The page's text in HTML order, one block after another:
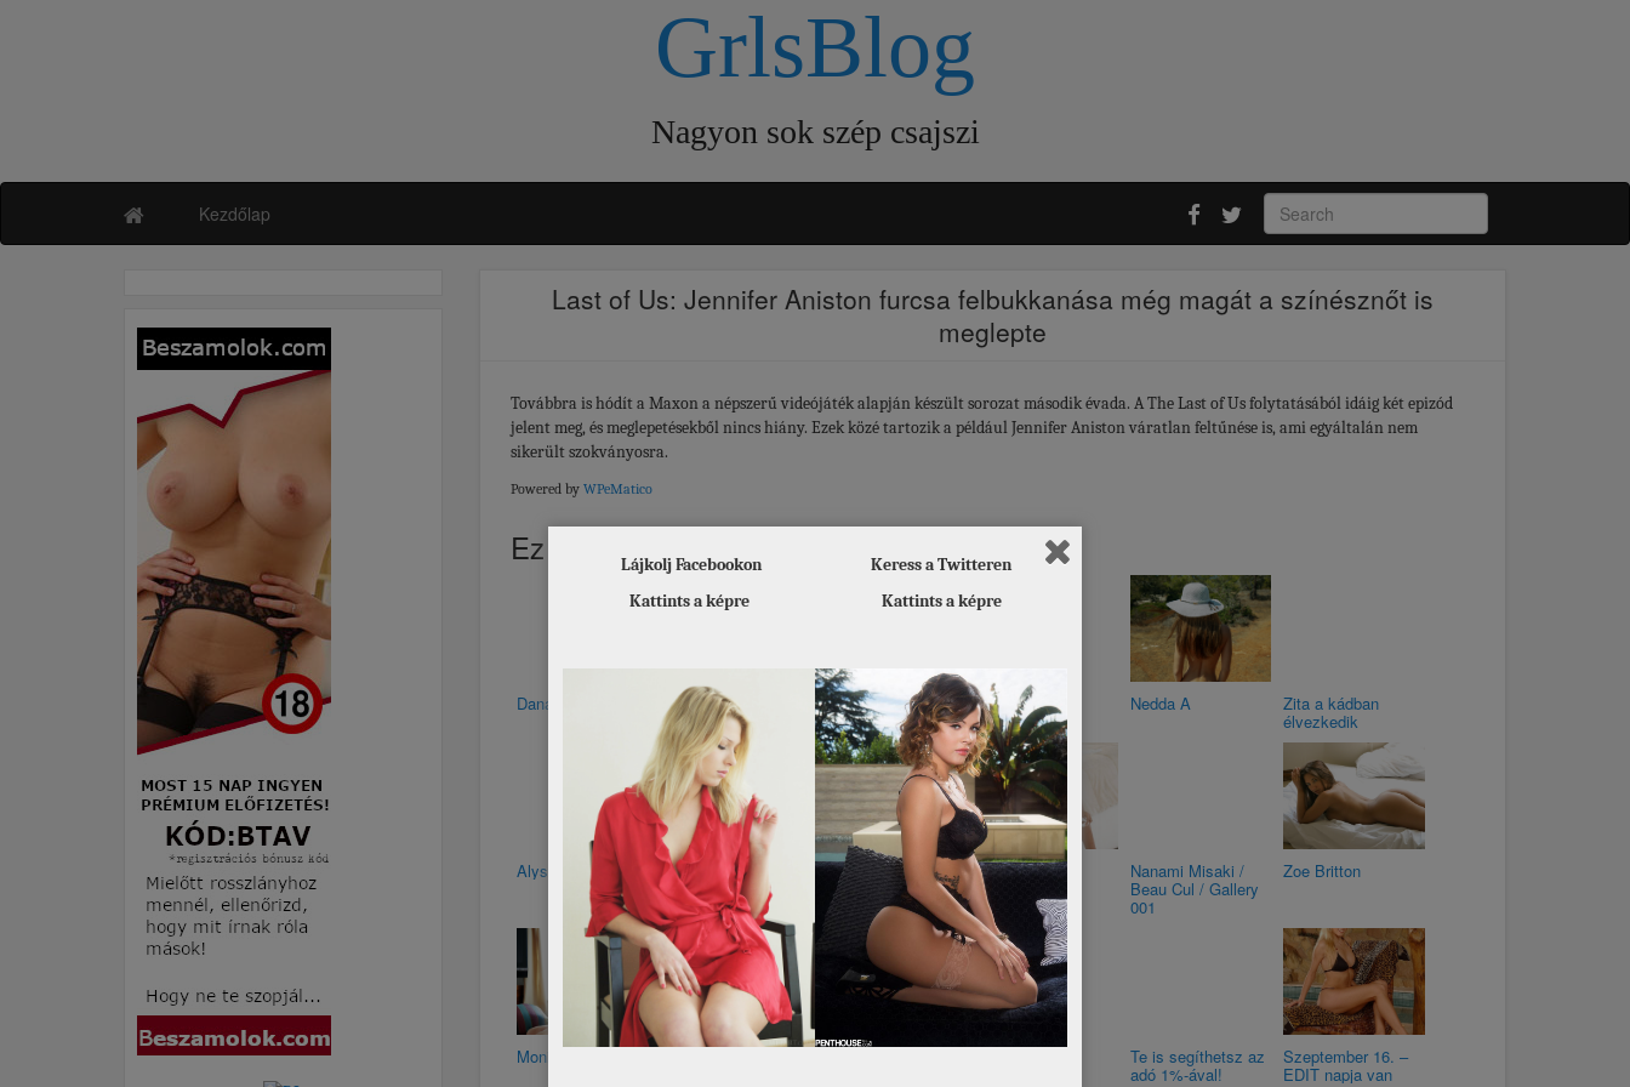
GrlsBlog
Nagyon sok szép csajszi
Kezdőlap
Last of Us: Jennifer Aniston furcsa felbukkanása még magát a színésznőt is
meglepte
Továbbra is hódít a Maxon a népszerű videójáték alapján készült sorozat második évada. A The Last of Us folytatásából idáig két epizód
jelent meg, és meglepetésekből nincs hiány. Ezek közé tartozik a például Jennifer Aniston váratlan feltűnése is, ami egyáltalán nem
sikerült szokványosra.
Powered by WPeMatico
Ez is érdekelhet
Danae Szőke és
halványlila
Kodi Hiromi Oshima Nedda A Zita a kádban
élvezkedik
Alysha Bella: csak
természetesen!
Sofia Anya Ivy Nanami Misaki /
Beau Cul / Gallery
001
Zoe Britton
Monica Te is segíthetsz az
adó 1%-ával!
Szeptember 16. –
EDIT napja van
Lájkolj Facebookon
Kattints a képre
Keress a Twitteren
Kattints a képre